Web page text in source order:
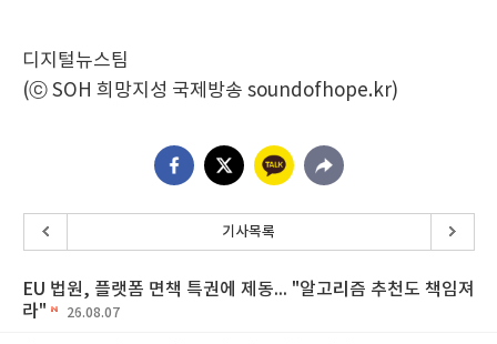
디지털뉴스팀
(ⓒ SOH 희망지성 국제방송 soundofhope.kr)
기사목록
EU 법원, 플랫폼 면책 특권에 제동... "알고리즘 추천도 책임져
라"
26.08.07